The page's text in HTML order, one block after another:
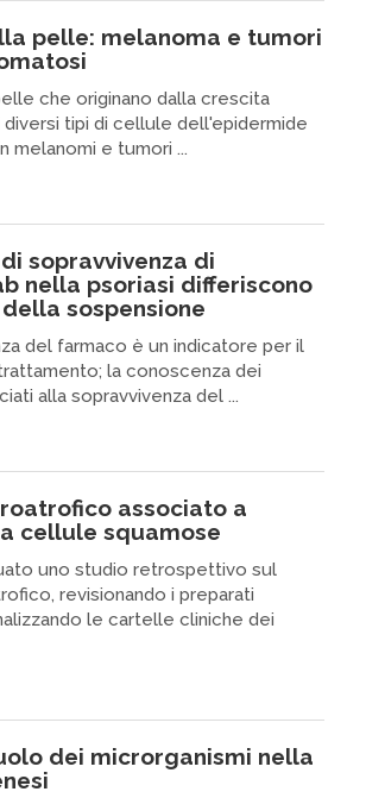
pelle: melanoma e tumori
che originano dalla crescita
tipi di cellule dell'epidermide
melanomi e tumori ...
sopravvivenza di
nella psoriasi differiscono
sospensione
del farmaco è un indicatore per il
la conoscenza dei
alla sopravvivenza del ...
associato a
cellule squamose
uno studio retrospettivo sul
revisionando i preparati
le cartelle cliniche dei
dei microrganismi nella